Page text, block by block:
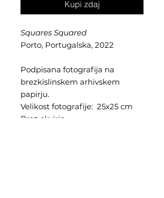
Kupi zdaj
Squares Squared
Porto, Portugalska, 2022
Podpisana fotografija na
brezkislinskem arhivskem
papirju.
Velikost fotografije: 25x25 cm
Brez okvirja.